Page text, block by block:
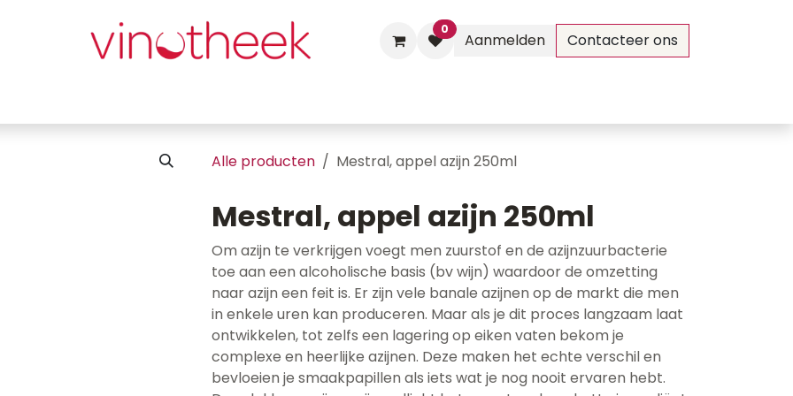
0
Aanmelden Contacteer ons
Alle producten Mestral, appel azijn 250ml
Mestral, appel azijn 250ml
Om azijn te verkrijgen voegt men zuurstof en de azijnzuurbacterie
toe aan een alcoholische basis (bv wijn) waardoor de omzetting
naar azijn een feit is. Er zijn vele banale azijnen op de markt die men
in enkele uren kan produceren. Maar als je dit proces langzaam laat
ontwikkelen, tot zelfs een lagering op eiken vaten bekom je
complexe en heerlijke azijnen. Deze maken het echte verschil en
bevloeien je smaakpapillen als iets wat je nog nooit ervaren hebt.